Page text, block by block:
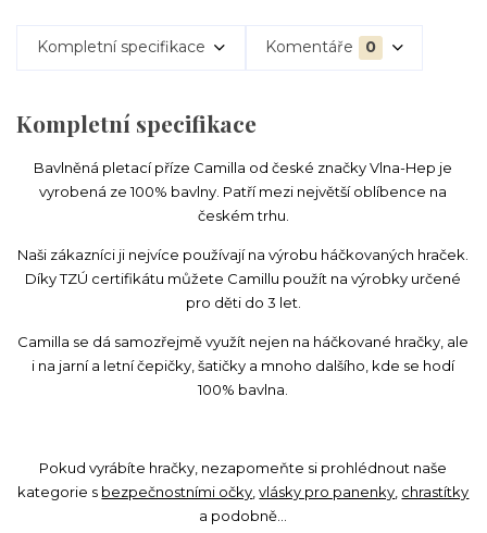
Kompletní specifikace Komentáře 0
Kompletní specifikace
Bavlněná pletací příze Camilla od české značky Vlna-Hep je
vyrobená ze 100% bavlny. Patří mezi největší oblíbence na
českém trhu.
Naši zákazníci ji nejvíce používají na výrobu háčkovaných hraček.
Díky TZÚ certifikátu můžete Camillu použít na výrobky určené
pro děti do 3 let.
Camilla se dá samozřejmě využít nejen na háčkované hračky, ale
i na jarní a letní čepičky, šatičky a mnoho dalšího, kde se hodí
100% bavlna.
Pokud vyrábíte hračky, nezapomeňte si prohlédnout naše
kategorie s bezpečnostními očky,vlásky pro panenky, chrastítky
a podobně...